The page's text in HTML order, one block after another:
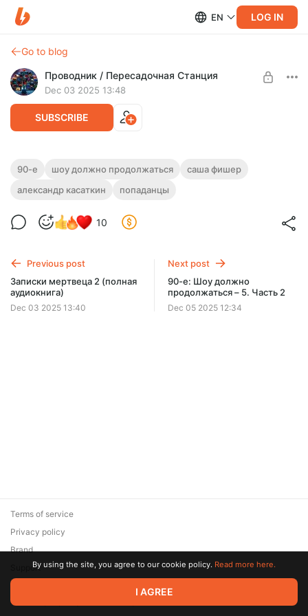
EN LOG IN
Go to blog
Проводник / Пересадочная Станция
Dec 03 2025 13:48
SUBSCRIBE
90-е: Шоу должно продолжаться – 5.
Часть 1
Level required:
UNLOCK POST
$1.95 per month -25%
Billed every 12 months.
The discount applies to the first 12 months only.
90-е шоу должно продолжаться
саша фишер
александр касаткин
попаданцы
10
Previous post
Записки мертвеца 2 (полная
аудиокнига)
Dec 03 2025 13:40
Next post
90-е: Шоу должно
продолжаться – 5. Часть 2
Dec 05 2025 12:34
© 2026 Zaya Solutions Limited. All rights reserved. All trademarks
are the property of their respective owners.
Terms of service
Privacy policy
Brand
SupportBy using the site, you agree to our cookie policy. Read more here.
I AGREE